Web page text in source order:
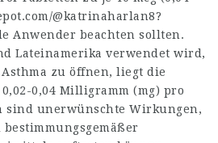
@katrinaharlan8?
Anwender beachten sollten.
Lateinamerika verwendet wird,
zu öffnen, liegt die
0,04 Milligramm (mg) pro
sind unerwünschte Wirkungen,
bestimmungsgemäßer